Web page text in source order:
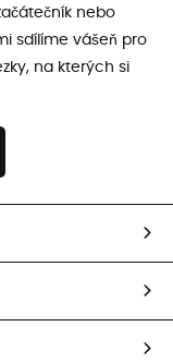
nebo
sdílíme vášeň pro
na kterých si